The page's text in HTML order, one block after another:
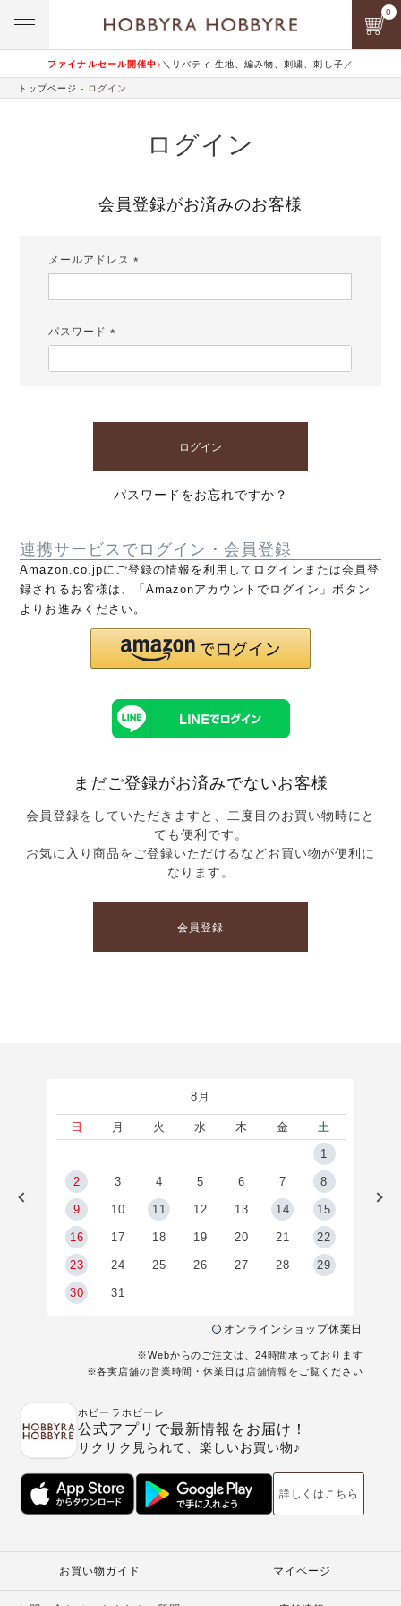
ファイナルセール開催中♪ ＼リバティ 生地、編み物、刺繍、刺し子／
0
トップページ ログイン
ログイン
会員登録がお済みのお客様
メールアドレス
パスワード
ログイン
パスワードをお忘れですか？
連携サービスでログイン・会員登録
Amazon.co.jpにご登録の情報を利用してログインまたは会員登
録されるお客様は、「Amazonアカウントでログイン」ボタン
よりお進みください。
まだご登録がお済みでないお客様
会員登録をしていただきますと、二度目のお買い物時にと
ても便利です。
お気に入り商品をご登録いただけるなどお買い物が便利に
なります。
会員登録
8月
日 月 火 水 木 金
土
1
2 3 4 5 6 7 8
9 10 11 12 13 14 15
16 17 18 19 20 21 22
23 24 25 26 27 28 29
30 31
オンラインショップ休業日
※Webからのご注文は、24時間承っております
※各実店舗の営業時間・休業日は 店舗情報 をご覧ください
ホビーラホビーレ
公式アプリで最新情報をお届け！
サクサク見られて、楽しいお買い物♪
詳しくはこちら
お買い物ガイド マイページ